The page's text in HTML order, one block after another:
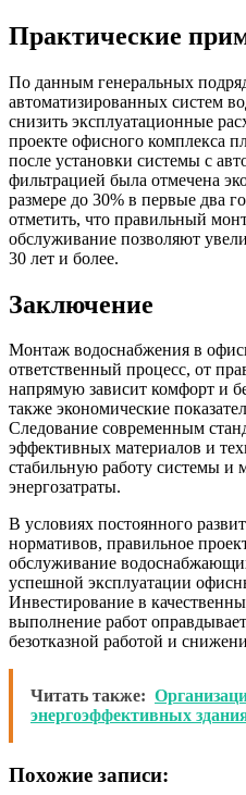
Практические
По данным генеральных
автоматизированных систем
снизить эксплуатационные
проекте офисного комплекса
после установки системы с
фильтрацией была отмечена
размере до 30% в первые два
отметить, что правильный
обслуживание позволяют
30 лет и более.
Заключение
Монтаж водоснабжения в
ответственный процесс, от
напрямую зависит комфорт и
также экономические
Следование современным
эффективных материалов и
стабильную работу системы и
энергозатраты.
В условиях постоянного
нормативов, правильное
обслуживание
успешной эксплуатации
Инвестирование в
выполнение работ
безотказной работой и
Читать также:
энергоэффективных
Похожие записи: